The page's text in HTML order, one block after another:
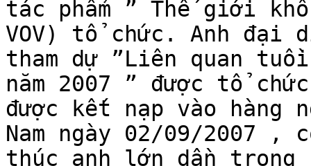
tác phẩm ” Thế giới
VOV) tổ chức. Anh đại
tham dự ”Liên quan
năm 2007 ” được tổ
được kết nạp vào hàng
Nam ngày 02/09/2007 ,
thúc anh lớn dần trong